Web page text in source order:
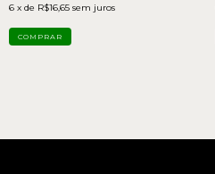
6 x de R$16,65 sem juros
COMPRAR